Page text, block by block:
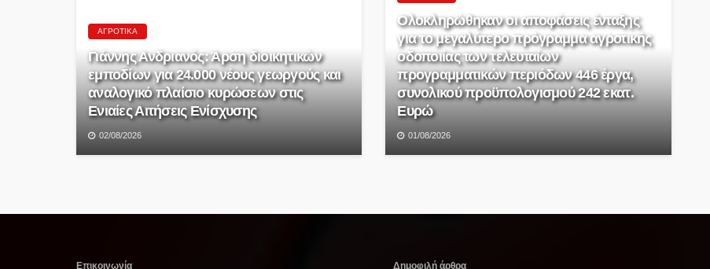
ΑΓΡΟΤΙΚΆ
Γιάννης Ανδριανός: Άρση διοικητικών
εμποδίων για 24.000 νέους γεωργούς και
αναλογικό πλαίσιο κυρώσεων στις
Ενιαίες Αιτήσεις Ενίσχυσης
02/08/2026
Ολοκληρώθηκαν οι αποφάσεις ένταξης
για το μεγαλύτερο πρόγραμμα αγροτικής
οδοποιίας των τελευταίων
προγραμματικών περιόδων 446 έργα,
συνολικού προϋπολογισμού 242 εκατ.
Ευρώ
01/08/2026
Επικοινωνία Δημοφιλή άρθρα